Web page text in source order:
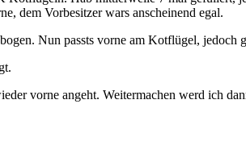
dem Vorbesitzer wars anscheinend egal.
Nun passts vorne am Kotflügel,
vorne angeht. Weitermachen werd ich